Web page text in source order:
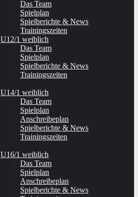
Das Team
Spielplan
Spielberichte & News
Trainingszeiten
U12/1 weiblich
Das Team
Spielplan
Spielberichte & News
Trainingszeiten
U14/1 weiblich
Das Team
Spielplan
Anschreibeplan
Spielberichte & News
Trainingszeiten
U16/1 weiblich
Das Team
Spielplan
Anschreibeplan
Spielberichte & News